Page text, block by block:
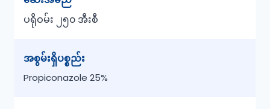
ပရိုဝမ်း ၂၅၀ အီးစီ
အစွမ်းရှိပစ္စည်း
Propiconazole 25%